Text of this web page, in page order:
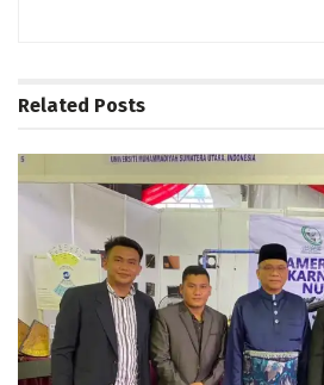
Related Posts